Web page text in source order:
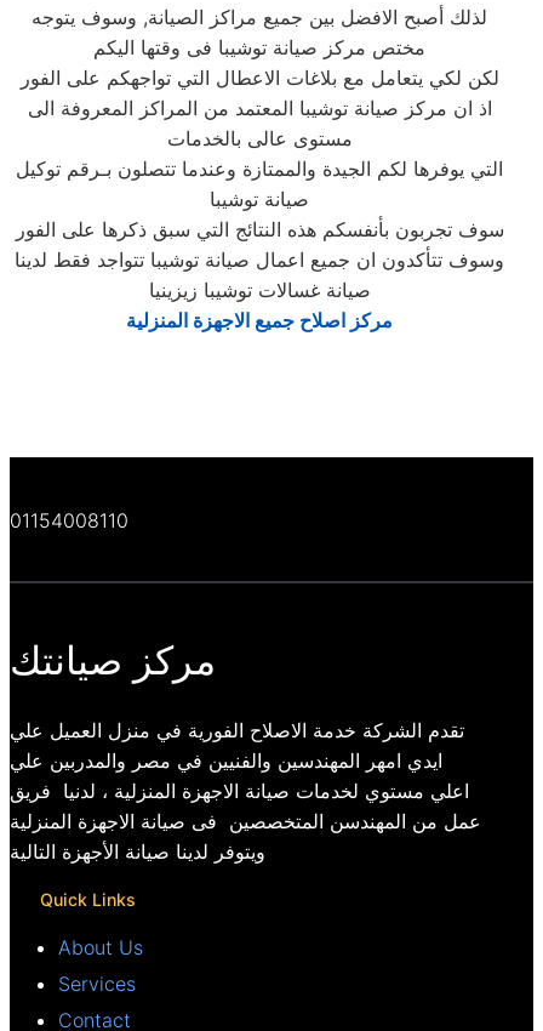
لذلك أصبح الافضل بين جميع مراكز الصيانة, وسوف يتوجه
مختص مركز صيانة توشيبا فى وقتها اليكم
لكن لكي يتعامل مع بلاغات الاعطال التي تواجهكم على الفور
اذ ان مركز صيانة توشيبا المعتمد من المراكز المعروفة الى
مستوى عالى بالخدمات
التي يوفرها لكم الجيدة والممتازة وعندما تتصلون بـرقم توكيل
صيانة توشيبا
سوف تجربون بأنفسكم هذه النتائج التي سبق ذكرها على الفور
وسوف تتأكدون ان جميع اعمال صيانة توشيبا تتواجد فقط لدينا
صيانة غسالات توشيبا زيزينيا
مركز اصلاح جميع الاجهزة المنزلية
01154008110
مركز صيانتك
تقدم الشركة خدمة الاصلاح الفورية في منزل العميل علي
ايدي امهر المهندسين والفنيين في مصر والمدربين علي
اعلي مستوي لخدمات صيانة الاجهزة المنزلية ، لدنيا فريق
عمل من المهندسن المتخصصين فى صيانة الاجهزة المنزلية
ويتوفر لدينا صيانة الأجهزة التالية
Quick Links
About Us
Services
Contact